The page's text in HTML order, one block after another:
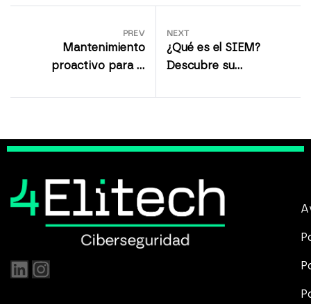
PREV
Mantenimiento
proactivo para la
NEXT
¿Qué es el SIEM?
Descubre su